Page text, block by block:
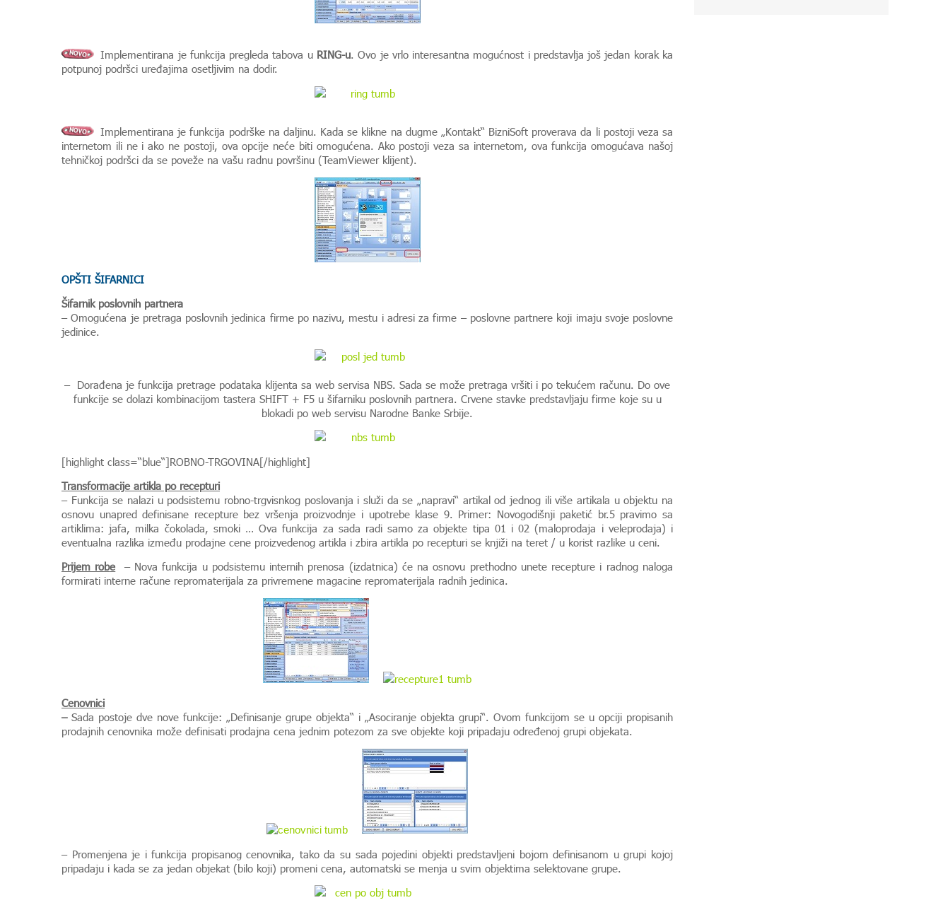
Implementirana je funkcija pregleda tabova u RING-u. Ovo je vrlo interesantna mogućnost i predstavlja još jedan korak ka
potpunoj podršci uređajima osetljivim na dodir.
Implementirana je funkcija podrške na daljinu. Kada se klikne na dugme „Kontakt“ BizniSoft proverava da li postoji veza sa
internetom ili ne i ako ne postoji, ova opcije neće biti omogućena. Ako postoji veza sa internetom, ova funkcija omogućava našoj
tehničkoj podršci da se poveže na vašu radnu površinu (TeamViewer klijent).
OPŠTI ŠIFARNICI
Šifarnik poslovnih partnera
– Omogućena je pretraga poslovnih jedinica firme po nazivu, mestu i adresi za firme – poslovne partnere koji imaju svoje poslovne
jedinice.
– Dorađena je funkcija pretrage podataka klijenta sa web servisa NBS. Sada se može pretraga vršiti i po tekućem računu. Do ove
funkcije se dolazi kombinacijom tastera SHIFT + F5 u šifarniku poslovnih partnera. Crvene stavke predstavljaju firme koje su u
blokadi po web servisu Narodne Banke Srbije.
[highlight class=“blue“]ROBNO-TRGOVINA[/highlight]
Transformacije artikla po recepturi
– Funkcija se nalazi u podsistemu robno-trgvisnkog poslovanja i služi da se „napravi“ artikal od jednog ili više artikala u objektu na
osnovu unapred definisane recepture bez vršenja proizvodnje i upotrebe klase 9. Primer: Novogodišnji paketić br.5 pravimo sa
artiklima: jafa, milka čokolada, smoki … Ova funkcija za sada radi samo za objekte tipa 01 i 02 (maloprodaja i veleprodaja) i
eventualna razlika između prodajne cene proizvedenog artikla i zbira artikla po recepturi se knjiži na teret / u korist razlike u ceni.
Prijem robe
– Nova funkcija u podsistemu internih prenosa (izdatnica) će na osnovu prethodno unete recepture i radnog naloga
formirati interne račune repromaterijala za privremene magacine repromaterijala radnih jedinica.
Cenovnici
– Sada postoje dve nove funkcije: „Definisanje grupe objekta“ i „Asociranje objekta grupi“. Ovom funkcijom se u opciji propisanih
prodajnih cenovnika može definisati prodajna cena jednim potezom za sve objekte koji pripadaju određenoj grupi objekata.
– Promenjena je i funkcija propisanog cenovnika, tako da su sada pojedini objekti predstavljeni bojom definisanom u grupi kojoj
pripadaju i kada se za jedan objekat (bilo koji) promeni cena, automatski se menja u svim objektima selektovane grupe.